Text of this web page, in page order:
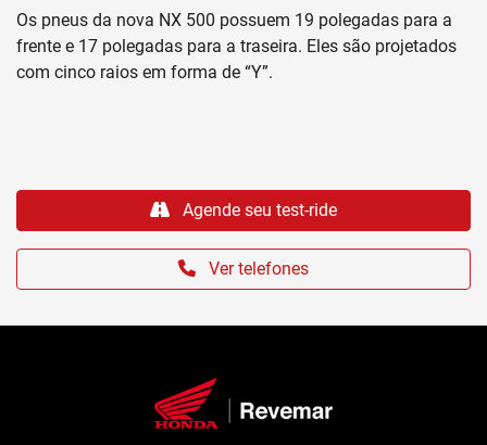
Os pneus da nova NX 500 possuem 19 polegadas para a
frente e 17 polegadas para a traseira. Eles são projetados
com cinco raios em forma de “Y”.
Ver telefones
Agende seu test-ride